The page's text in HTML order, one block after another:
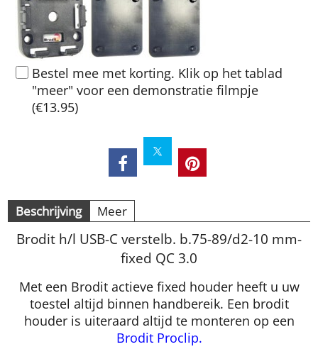
Bestel mee met korting. Klik op het tablad
"meer" voor een demonstratie filmpje
(€13.95)
Beschrijving Meer
Brodit h/l USB-C verstelb. b.75-89/d2-10 mm-
fixed QC 3.0
Met een Brodit actieve fixed houder heeft u uw
toestel altijd binnen handbereik. Een brodit
houder is uiteraard altijd te monteren op een
Brodit Proclip.